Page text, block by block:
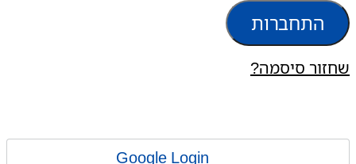
התחברות
שחזור סיסמה?